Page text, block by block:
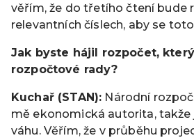
věřím, že do třetího čtení bude
relevantních číslech, aby se
Jak byste hájil rozpočet,
rozpočtové rady?
Kuchař (STAN): Národní
mě ekonomická autorita, takže
váhu. Věřím, že v průběhu